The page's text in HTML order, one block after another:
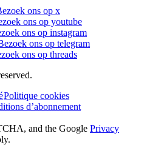
ons op x
ons op youtube
ons op instagram
ons op telegram
ons op threads
Politique cookies
d’abonnement
and the Google Privacy